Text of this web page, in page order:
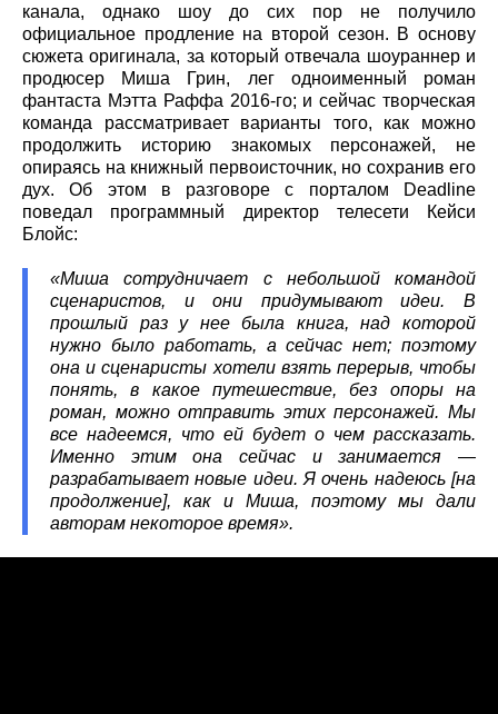
канала, однако шоу до сих пор не получило
официальное продление на второй сезон. В основу
сюжета оригинала, за который отвечала шоураннер и
продюсер Миша Грин, лег одноименный роман
фантаста Мэтта Раффа 2016-го; и сейчас творческая
команда рассматривает варианты того, как можно
продолжить историю знакомых персонажей, не
опираясь на книжный первоисточник, но сохранив его
дух. Об этом в разговоре с порталом Deadline
поведал программный директор телесети Кейси
Блойс:
«Миша сотрудничает с небольшой командой
сценаристов, и они придумывают идеи. В
прошлый раз у нее была книга, над которой
нужно было работать, а сейчас нет; поэтому
она и сценаристы хотели взять перерыв, чтобы
понять, в какое путешествие, без опоры на
роман, можно отправить этих персонажей. Мы
все надеемся, что ей будет о чем рассказать.
Именно этим она сейчас и занимается —
разрабатывает новые идеи. Я очень надеюсь [на
продолжение], как и Миша, поэтому мы дали
авторам некоторое время».